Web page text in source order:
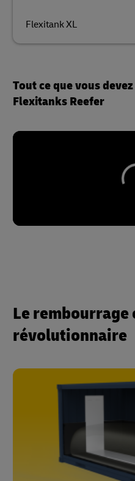
Flexitank XL
Tout ce que vous
Flexitanks Reefer
Le rembourrage
révolutionnaire